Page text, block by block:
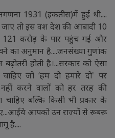
1931 (इकतीस)में हुई थी....
तो इस वश देश की आबादी 10
करोड़ के पार पहुंच गई और
का अनुमान है....जनसंख्या गुणांक
होती है।...सरकार को ऐसा
जो ‘हम दो हमारे दो' पर
करने वालों को हर तरह की
बल्कि किसी भी प्रकार के
आपको उन राज्यों से रूबरू
है....